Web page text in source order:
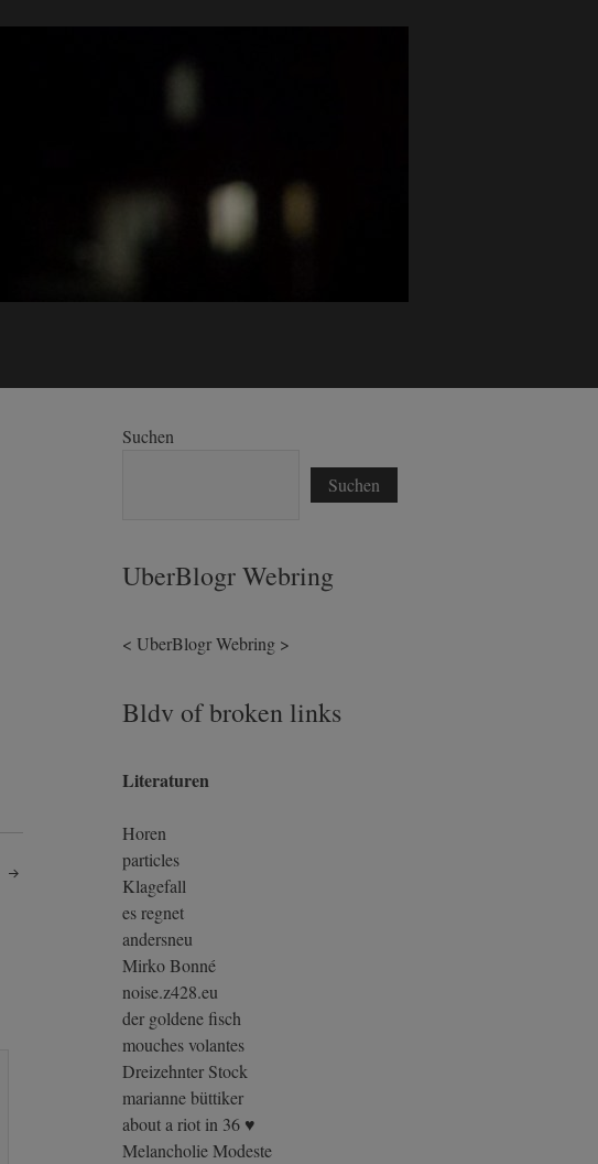
Suchen
Suchen
UberBlogr Webring
< UberBlogr Webring >
Bldv of broken links
Literaturen
Horen
particles
Klagefall
es regnet
andersneu
Mirko Bonné
noise.z428.eu
der goldene fisch
mouches volantes
Dreizehnter Stock
marianne büttiker
about a riot in 36 ♥
Melancholie Modeste